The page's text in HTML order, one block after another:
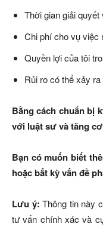
Thời gian giải
Chi phí cho vụ việc
Quyền lợi của tôi
Rủi ro có thể xảy
Bằng cách chuẩn bị
với luật sư và tăng
Bạn có muốn biết
hoặc bất kỳ vấn đề
Lưu ý: Thông tin này
tư vấn chính xác và